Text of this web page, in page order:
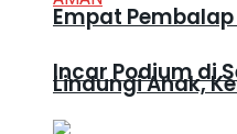
Empat
Incar Podium di
Lindungi Anak,